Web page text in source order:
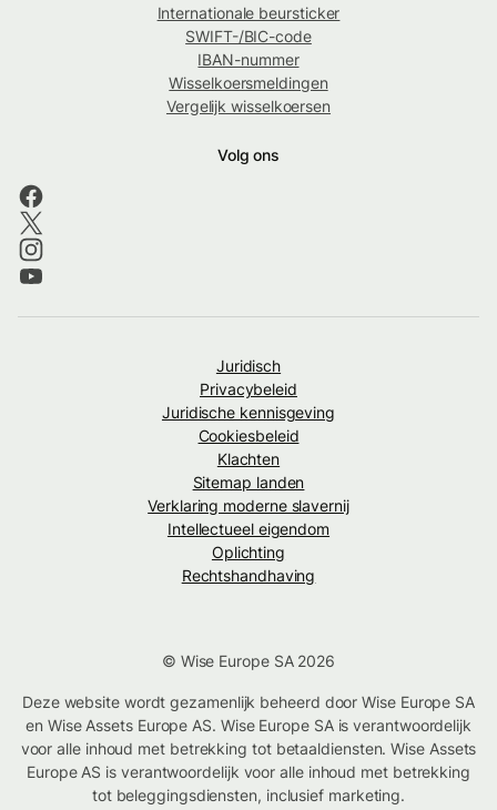
Internationale beursticker
SWIFT-/BIC-code
IBAN-nummer
Wisselkoersmeldingen
Vergelijk wisselkoersen
Volg ons
Juridisch
Privacybeleid
Juridische kennisgeving
Cookiesbeleid
Klachten
Sitemap landen
Verklaring moderne slavernij
Intellectueel eigendom
Oplichting
Rechtshandhaving
© Wise Europe SA 2026
Deze website wordt gezamenlijk beheerd door Wise Europe SA
en Wise Assets Europe AS. Wise Europe SA is verantwoordelijk
voor alle inhoud met betrekking tot betaaldiensten. Wise Assets
Europe AS is verantwoordelijk voor alle inhoud met betrekking
tot beleggingsdiensten, inclusief marketing.